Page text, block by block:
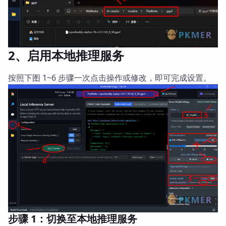
2、启用本地推理服务
按照下图 1~6 步骤一次点击操作或修改，即可完成设置。
步骤 1：切换至本地推理服务